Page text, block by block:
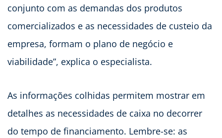
conjunto com as demandas dos produtos
comercializados e as necessidades de custeio da
empresa, formam o plano de negócio e
viabilidade”, explica o especialista.
As informações colhidas permitem mostrar em
detalhes as necessidades de caixa no decorrer
do tempo de financiamento. Lembre-se: as